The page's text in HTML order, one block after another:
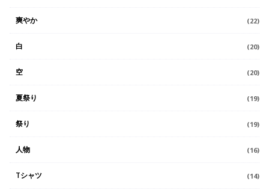
爽やか (22)
白 (20)
空 (20)
夏祭り (19)
祭り (19)
人物 (16)
Tシャツ (14)